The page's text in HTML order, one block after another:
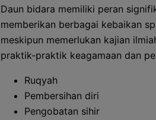
Daun bidara memiliki peran
memberikan berbagai kebaikan
meskipun memerlukan kajian
praktik-praktik keagamaan dan
Ruqyah
Pembersihan diri
Pengobatan sihir